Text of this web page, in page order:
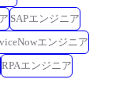
SAPエンジニア
エンジニア
RPAエンジニア